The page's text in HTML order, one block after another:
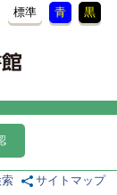
標準 青 黒
サイトマップ